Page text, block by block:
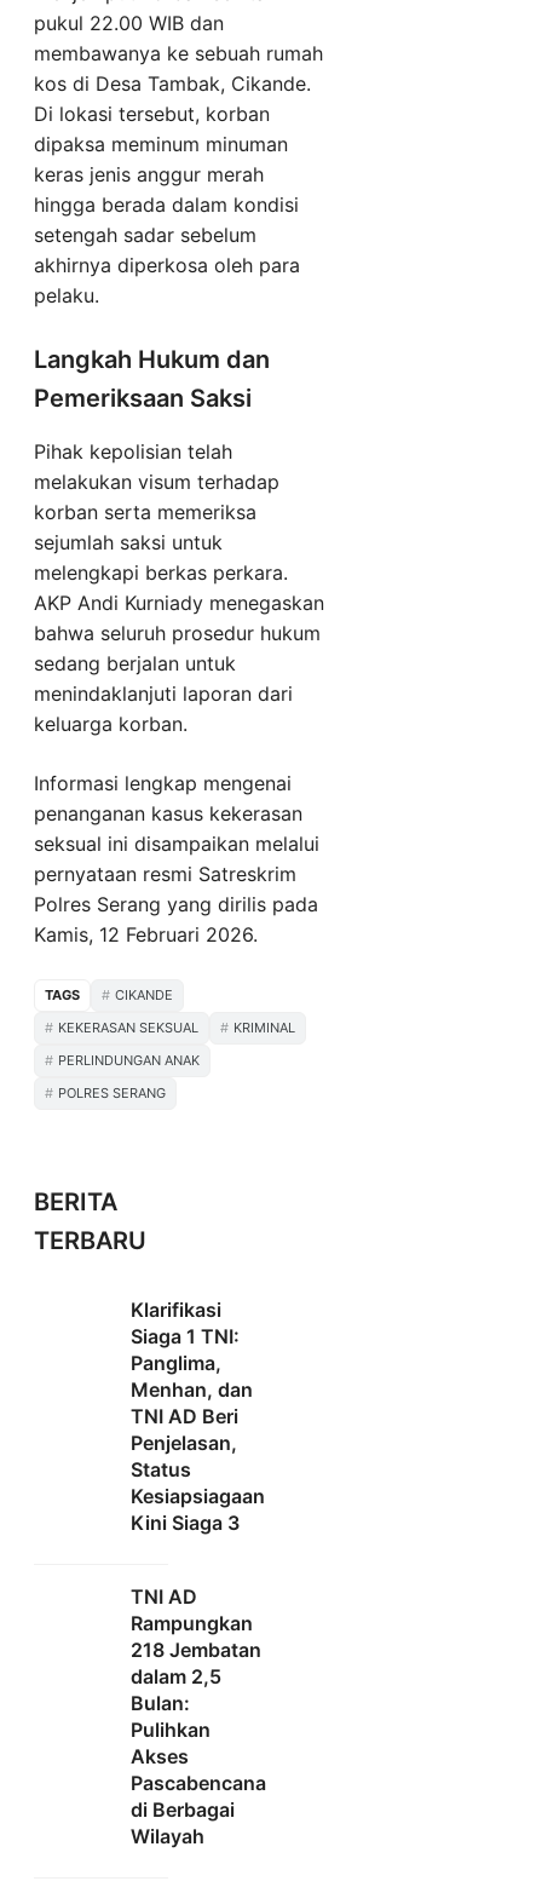
pukul 22.00 WIB dan
membawanya ke sebuah rumah
kos di Desa Tambak, Cikande.
Di lokasi tersebut, korban
dipaksa meminum minuman
keras jenis anggur merah
hingga berada dalam kondisi
setengah sadar sebelum
akhirnya diperkosa oleh para
pelaku.
Langkah Hukum dan
Pemeriksaan Saksi
Pihak kepolisian telah
melakukan visum terhadap
korban serta memeriksa
sejumlah saksi untuk
melengkapi berkas perkara.
AKP Andi Kurniady menegaskan
bahwa seluruh prosedur hukum
sedang berjalan untuk
menindaklanjuti laporan dari
keluarga korban.
Informasi lengkap mengenai
penanganan kasus kekerasan
seksual ini disampaikan melalui
pernyataan resmi Satreskrim
Polres Serang yang dirilis pada
Kamis, 12 Februari 2026.
TAGS
CIKANDE
KEKERASAN SEKSUAL
KRIMINAL
PERLINDUNGAN ANAK
POLRES SERANG
BERITA
TERBARU
Klarifikasi
Siaga 1 TNI:
Panglima,
Menhan, dan
TNI AD Beri
Penjelasan,
Status
Kesiapsiagaan
Kini Siaga 3
TNI AD
Rampungkan
218 Jembatan
dalam 2,5
Bulan:
Pulihkan
Akses
Pascabencana
di Berbagai
Wilayah